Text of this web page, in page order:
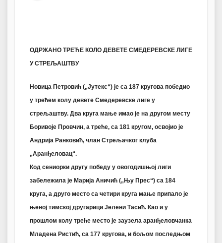
ОДРЖАНО ТРЕЋЕ КОЛО ДЕВЕТЕ СМЕДЕРЕВСКЕ ЛИГЕ
У СТРЕЉАШТВУ
Новица Петровић („Јутекс“) је са 187 кругова победио
у трећем колу девете Смедеревске лиге у
стрељаштву. Два круга мање имао је на другом месту
Боривоје Провчин, а треће, са 181 кругом, освојио је
Андрија Ранковић, члан Стрељачког клуба
„Аранђеловац“.
Код сениорки другу победу у овогодишњој лиги
забележила је Марија Аничић („Њу Прес“) са 184
круга, а друго место са четири круга мање припало је
њеној тимској другарици Јелени Тасић. Као и у
прошлом колу треће место је заузела аранђеловчанка
Младена Ристић, са 177 кругова, и бољом последњом